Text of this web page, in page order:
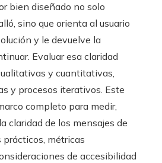
bien diseñado no solo
sino que orienta al usuario
y le devuelve la
Evaluar esa claridad
y cuantitativas,
y procesos iterativos. Este
completo para medir,
claridad de los mensajes de
prácticos, métricas
de accesibilidad